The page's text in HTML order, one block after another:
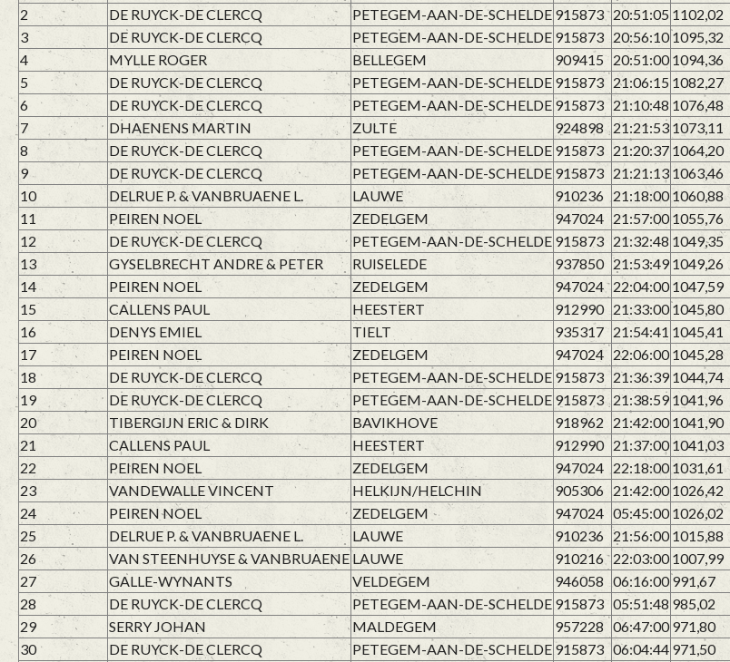
2
DE RUYCK-DE CLERCQ PETEGEM-AAN-DE-SCHELDE 915873 20:51:05 1102,02
3
DE RUYCK-DE CLERCQ PETEGEM-AAN-DE-SCHELDE 915873 20:56:101095,32
4
MYLLE ROGER BELLEGEM 909415 20:51:00 1094,36
5
DE RUYCK-DE CLERCQ PETEGEM-AAN-DE-SCHELDE 915873 21:06:15 1082,27
6
DE RUYCK-DE CLERCQ PETEGEM-AAN-DE-SCHELDE 915873 21:10:48 1076,48
7
DHAENENS MARTIN ZULTE 924898 21:21:53 1073,11
8
DE RUYCK-DE CLERCQ PETEGEM-AAN-DE-SCHELDE 915873 21:20:37 1064,20
9
DE RUYCK-DE CLERCQ PETEGEM-AAN-DE-SCHELDE 915873 21:21:13 1063,46
10
DELRUE P. & VANBRUAENE L. LAUWE 910236 21:18:00 1060,88
11
PEIREN NOEL ZEDELGEM 947024 21:57:00 1055,76
12
DE RUYCK-DE CLERCQ PETEGEM-AAN-DE-SCHELDE 915873 21:32:48 1049,35
13
GYSELBRECHT ANDRE & PETER RUISELEDE 937850 21:53:49 1049,26
14
PEIREN NOEL ZEDELGEM 947024 22:04:00 1047,59
15
CALLENS PAUL HEESTERT 912990 21:33:001045,80
16
DENYS EMIEL TIELT 935317 21:54:41 1045,41
17
PEIREN NOEL ZEDELGEM 947024 22:06:00 1045,28
18
DE RUYCK-DE CLERCQ PETEGEM-AAN-DE-SCHELDE 915873 21:36:39 1044,74
19
DE RUYCK-DE CLERCQ PETEGEM-AAN-DE-SCHELDE 915873 21:38:59 1041,96
20
TIBERGIJN ERIC & DIRK BAVIKHOVE 918962 21:42:00 1041,90
21
CALLENS PAUL HEESTERT 912990 21:37:00 1041,03
22
PEIREN NOEL ZEDELGEM 947024 22:18:00 1031,61
23
VANDEWALLE VINCENT HELKIJN/HELCHIN 905306 21:42:00 1026,42
24
PEIREN NOEL ZEDELGEM 947024 05:45:00 1026,02
25
DELRUE P. & VANBRUAENE L. LAUWE 910236 21:56:00 1015,88
26
VAN STEENHUYSE & VANBRUAENELAUWE 910216 22:03:00 1007,99
27
GALLE-WYNANTS VELDEGEM 946058 06:16:00991,67
28
DE RUYCK-DE CLERCQ PETEGEM-AAN-DE-SCHELDE 915873 05:51:48 985,02
29
SERRY JOHAN MALDEGEM 957228 06:47:00 971,80
30
DE RUYCK-DE CLERCQ PETEGEM-AAN-DE-SCHELDE 915873 06:04:44 971,50